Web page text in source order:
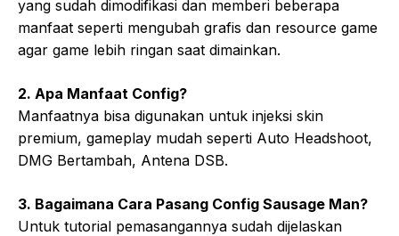
yang sudah dimodifikasi dan memberi beberapa
manfaat seperti mengubah grafis dan resource game
agar game lebih ringan saat dimainkan.
2. Apa Manfaat Config?
Manfaatnya bisa digunakan untuk injeksi skin
premium, gameplay mudah seperti Auto Headshoot,
DMG Bertambah, Antena DSB.
3. Bagaimana Cara Pasang Config Sausage Man?
Untuk tutorial pemasangannya sudah dijelaskan